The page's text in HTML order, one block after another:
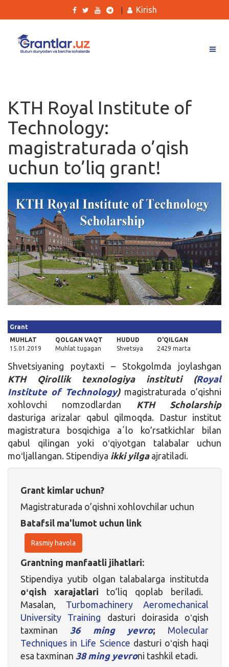
Ishlar
Kurslar
Blog
Yana
Qidirish
Kirish
Kirish
KTH Royal Institute of
Technology:
magistraturada o’qish
uchun to’liq grant!
Grant
MUHLAT
15.01.2019
QOLGAN VAQT
Muhlat tugagan
HUDUD
Shvetsiya
O'QILGAN
2429 marta
Shvetsiyaning poytaxti – Stokgolmda joylashgan
KTH Qirollik texnologiya instituti (Royal
Institute of Technology) magistraturada o’qishni
xohlovchi nomzodlardan
KTH Scholarship
dasturiga arizalar qabul qilmoqda. Dastur institut
magistratura bosqichiga aʼlo ko’rsatkichlar bilan
qabul qilingan yoki oʻqiyotgan talabalar uchun
moʻljallangan. Stipendiya ikki yilgaajratiladi.
Grant kimlar uchun?
Magistraturada o’qishni xohlovchilar uchun
Batafsil ma'lumot uchun link
Rasmiy havola
Grantning manfaatli jihatlari:
Stipendiya yutib olgan talabalarga institutda
oʻqish xarajatlari to’liq qoplab beriladi.
Masalan, Turbomachinery Aeromechanical
University Training dasturi doirasida oʻqish
taxminan 36 ming yevro;
Molecular
Techniques in Life Science dasturi oʻqish haqi
esa taxminan 38 ming yevroni tashkil etadi.